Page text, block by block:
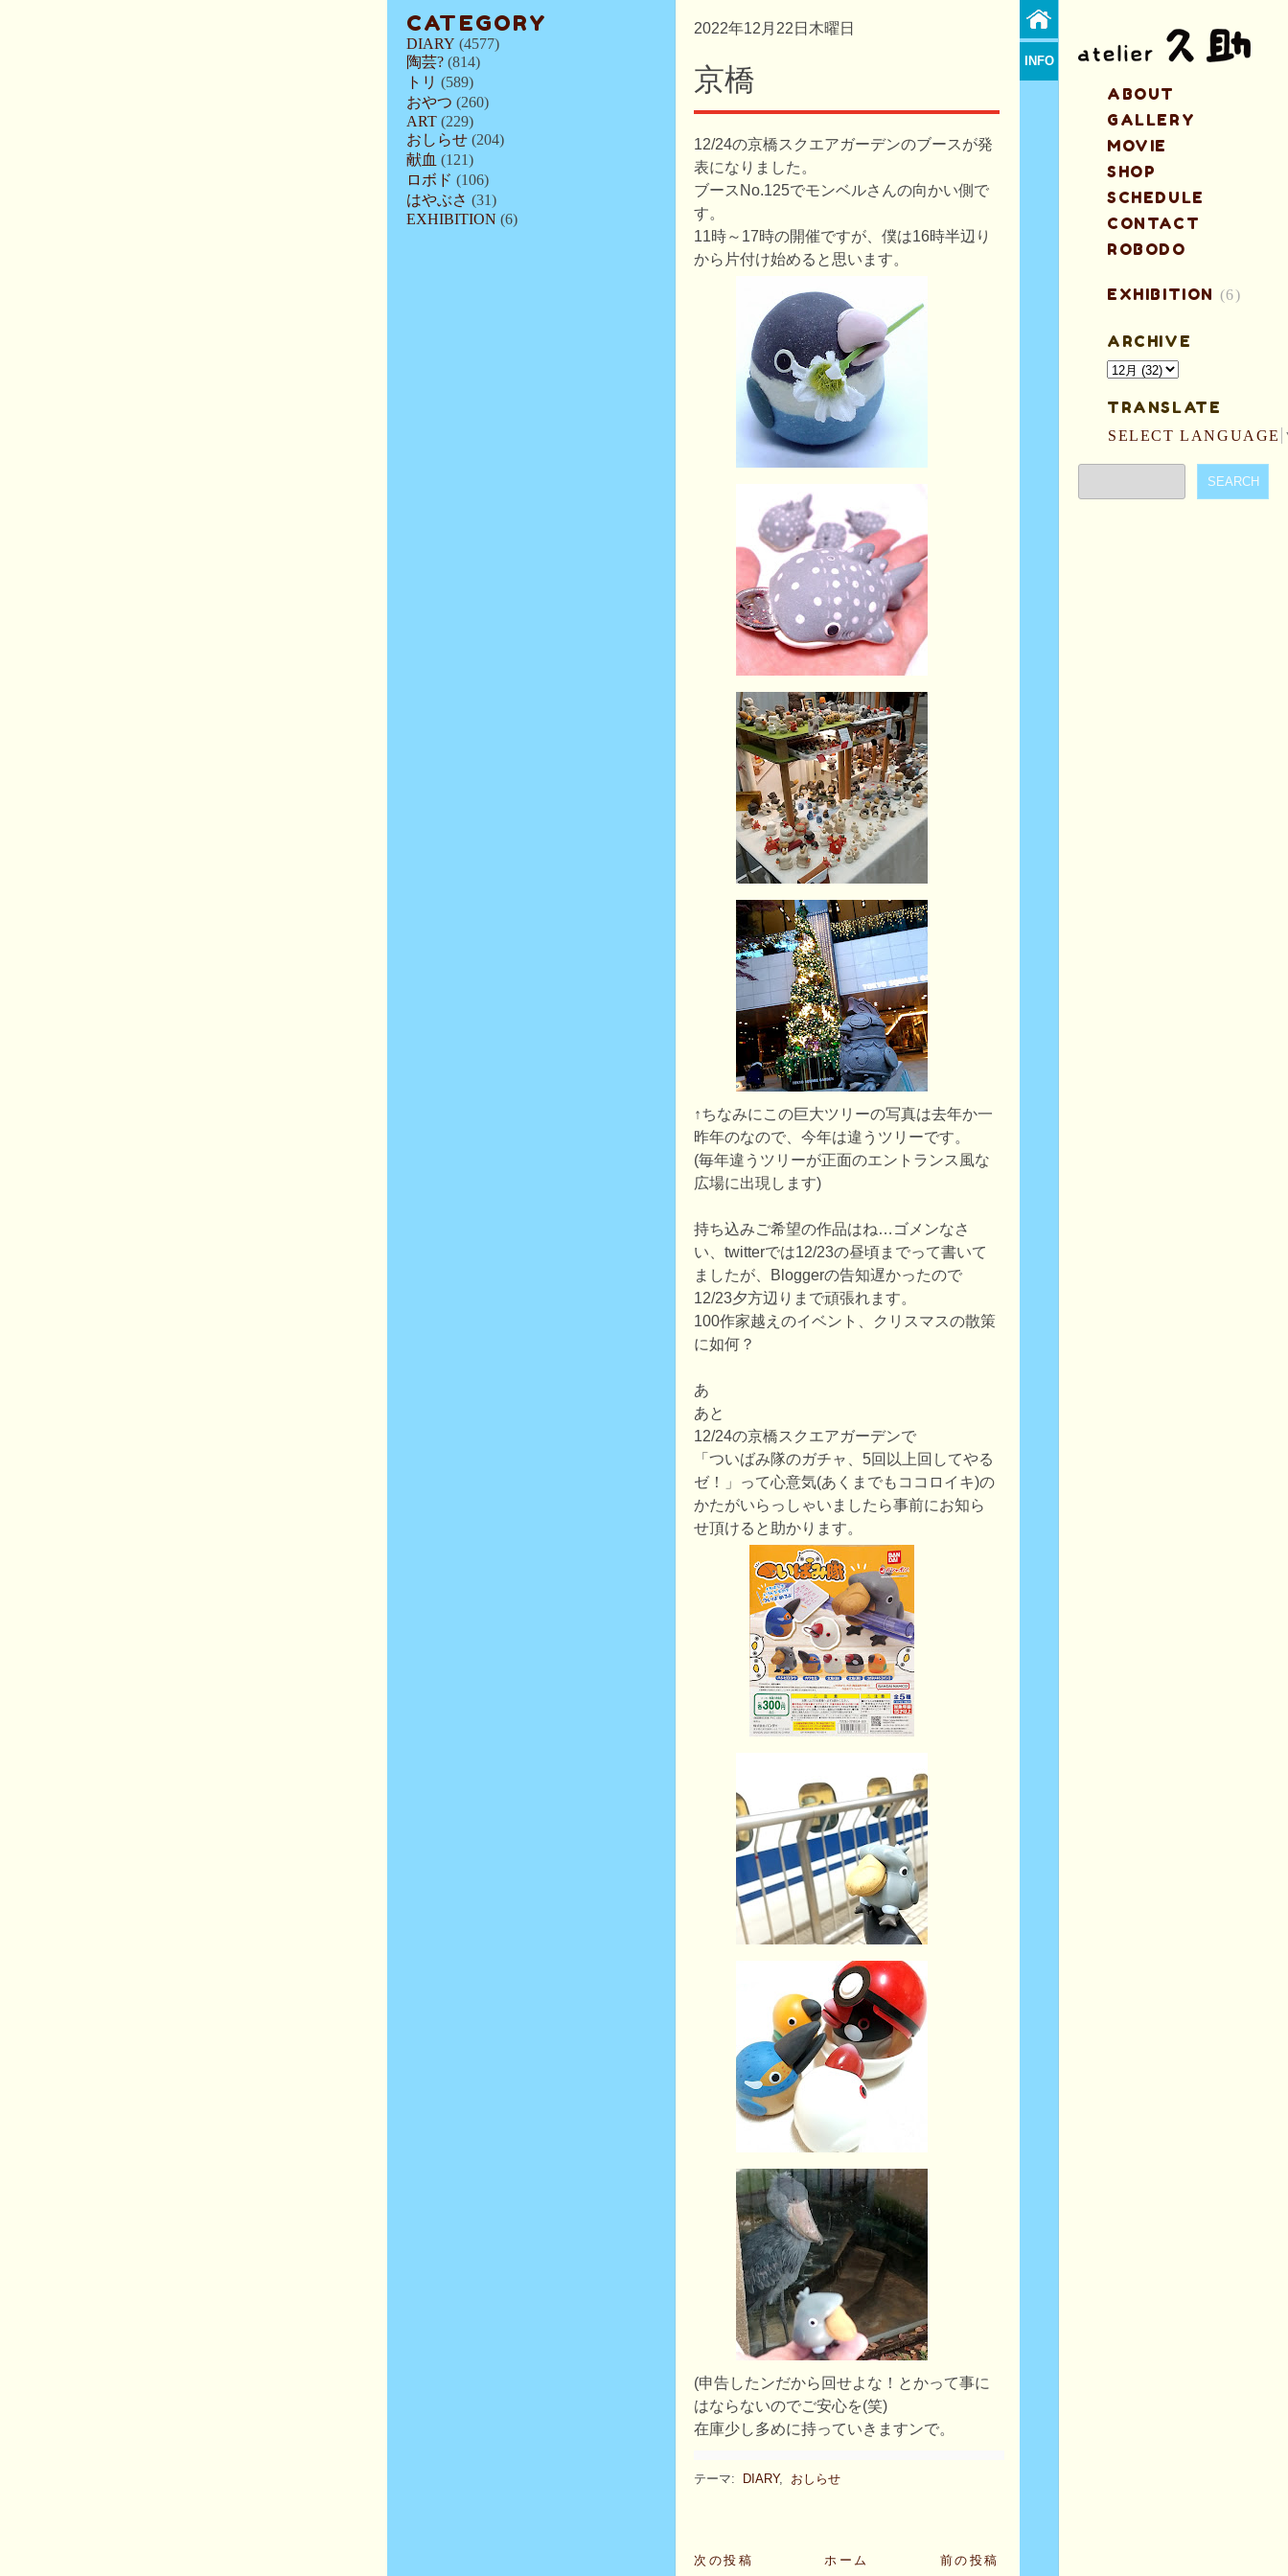
CATEGORY
DIARY (4577)
陶芸? (814)
トリ (589)
おやつ (260)
ART (229)
おしらせ (204)
献血 (121)
ロボド (106)
はやぶさ (31)
EXHIBITION (6)
2022年12月22日木曜日
京橋
12/24の京橋スクエアガーデンのブースが発
表になりました。
ブースNo.125でモンベルさんの向かい側で
す。
11時～17時の開催ですが、僕は16時半辺り
から片付け始めると思います。
↑ちなみにこの巨大ツリーの写真は去年か一
昨年のなので、今年は違うツリーです。
(毎年違うツリーが正面のエントランス風な
広場に出現します)
持ち込みご希望の作品はね…ゴメンなさ
い、twitterでは12/23の昼頃までって書いて
ましたが、Bloggerの告知遅かったので
12/23夕方辺りまで頑張れます。
100作家越えのイベント、クリスマスの散策
に如何？
あ
あと
12/24の京橋スクエアガーデンで
「ついばみ隊のガチャ、5回以上回してやる
ゼ！」って心意気(あくまでもココロイキ)の
かたがいらっしゃいましたら事前にお知ら
せ頂けると助かります。
(申告したンだから回せよな！とかって事に
はならないのでご安心を(笑)
在庫少し多めに持っていきますンで。
テーマ: DIARY, おしらせ
次の投稿 前の投稿
ホーム
INFO
ABOUT
GALLERY
MOVIE
SHOP
SCHEDULE
CONTACT
ROBODO
EXHIBITION (6)
ARCHIVE
TRANSLATE
SELECT LANGUAGE